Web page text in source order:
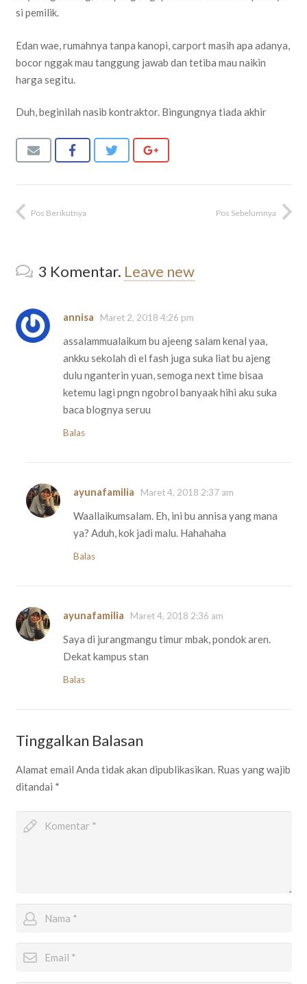
si pemilik.
Edan wae, rumahnya tanpa kanopi, carport masih apa adanya,
bocor nggak mau tanggung jawab dan tetiba mau naikin
harga segitu.
Duh, beginilah nasib kontraktor. Bingungnya tiada akhir
Pos Sebelumnya
Pos Berikutnya
3 Komentar. Leave new
annisa Maret 2, 2018 4:26 pm
assalammualaikum bu ajeeng salam kenal yaa,
ankku sekolah di el fash juga suka liat bu ajeng
dulu nganterin yuan, semoga next time bisaa
ketemu lagi pngn ngobrol banyaak hihi aku suka
baca blognya seruu
Balas
ayunafamilia Maret 4, 2018 2:37 am
Waallaikumsalam. Eh, ini bu annisa yang mana
ya? Aduh, kok jadi malu. Hahahaha
Balas
ayunafamilia Maret 4, 2018 2:36 am
Saya di jurangmangu timur mbak, pondok aren.
Dekat kampus stan
Balas
Tinggalkan Balasan
Alamat email Anda tidak akan dipublikasikan. Ruas yang wajib
ditandai *